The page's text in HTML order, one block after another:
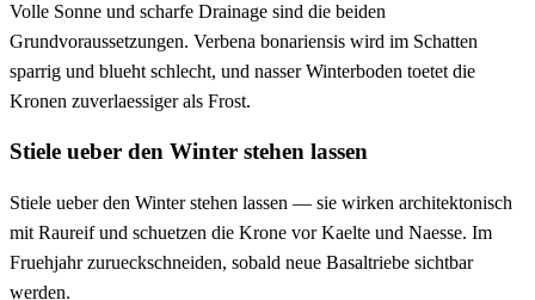
Volle Sonne und scharfe Drainage sind die beiden
Grundvoraussetzungen. Verbena bonariensis wird im Schatten
sparrig und blueht schlecht, und nasser Winterboden toetet die
Kronen zuverlaessiger als Frost.
Stiele ueber den Winter stehen lassen
Stiele ueber den Winter stehen lassen — sie wirken architektonisch
mit Raureif und schuetzen die Krone vor Kaelte und Naesse. Im
Fruehjahr zurueckschneiden, sobald neue Basaltriebe sichtbar
werden.